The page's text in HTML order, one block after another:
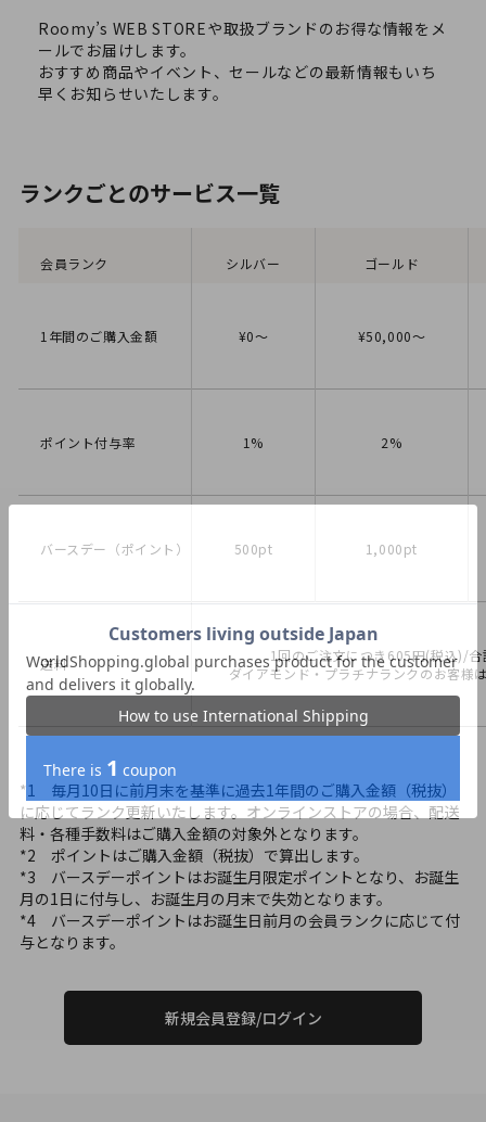
Roomy’s WEB STOREや取扱ブランドのお得な情報をメ
ールでお届けします。
おすすめ商品やイベント、セールなどの最新情報もいち
早くお知らせいたします。
ランクごとのサービス一覧
会員ランク シルバー ゴールド
1年間のご購入金額 ¥0〜 ¥50,000〜
ポイント付与率 1% 2%
バースデー（ポイント） 500pt 1,000pt
送料
1回のご注文につき605円(税込)/
ダイアモンド・プラチナランクのお客
*1 毎月10日に前月末を基準に過去1年間のご購入金額（税抜）
に応じてランク更新いたします。オンラインストアの場合、配送
料・各種手数料はご購入金額の対象外となります。
*2 ポイントはご購入金額（税抜）で算出します。
*3 バースデーポイントはお誕生月限定ポイントとなり、お誕生
月の1日に付与し、お誕生月の月末で失効となります。
*4 バースデーポイントはお誕生日前月の会員ランクに応じて付
与となります。
新規会員登録/ログイン